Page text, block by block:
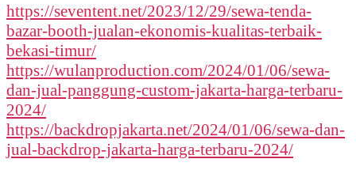
https://seventent.net/2023/12/29/sewa-tenda-
bazar-booth-jualan-ekonomis-kualitas-terbaik-
bekasi-timur/
https://wulanproduction.com/2024/01/06/sewa-
dan-jual-panggung-custom-jakarta-harga-terbaru-
2024/
https://backdropjakarta.net/2024/01/06/sewa-dan-
jual-backdrop-jakarta-harga-terbaru-2024/